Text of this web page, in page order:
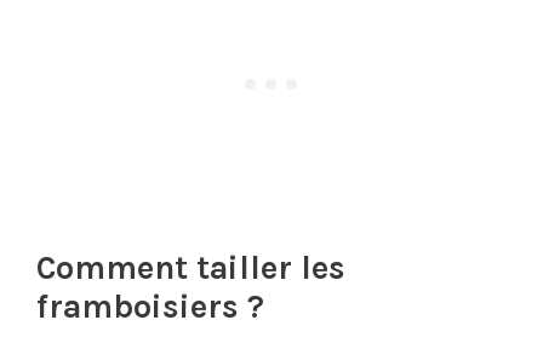
Comment tailler les
framboisiers ?